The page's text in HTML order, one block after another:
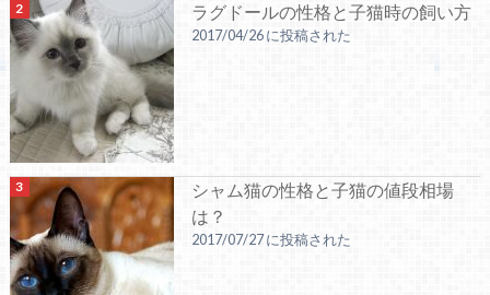
ラグドールの性格と子猫時の飼い方
2017/04/26 に投稿された
シャム猫の性格と子猫の値段相場
は？
2017/07/27 に投稿された